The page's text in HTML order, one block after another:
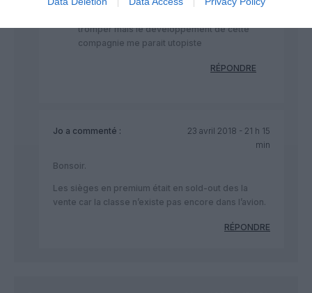
tromper mais le développement de cette
compagnie me parait utopiste
RÉPONDRE
Jo a commenté :
23 avril 2018 - 21 h 15
min
Bonsoir.
Les sièges en premium était en sold-out des la
vente car la classe n’existe pas encore dans l’avion.
RÉPONDRE